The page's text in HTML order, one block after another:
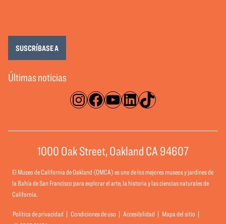
Instagram
Facebook
YouTube
LinkedIn
TikTok
Últimas noticias
SUSCRÍBASE A
1000 Oak Street, Oakland CA 94607
El Museo de California de Oakland (OMCA) es uno de los mejores museos y jardines de
la Bahía de San Francisco para explorar el arte, la historia y las ciencias naturales de
California.
Política de privacidad Condiciones de uso Accesibilidad
Mapa del sitio